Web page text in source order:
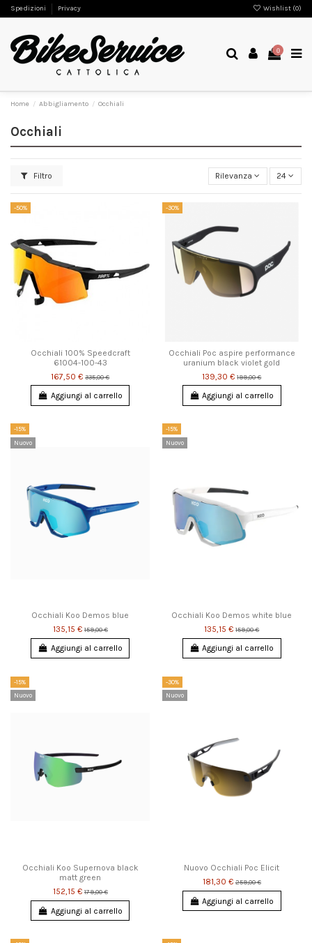
Spedizioni Privacy Wishlist (0)
0
Home Abbigliamento Occhiali
Occhiali
Filtro Rilevanza 24
-50%
Occhiali 100% Speedcraft
61004-100-43
167,50 € 335,00 €
Aggiungi al carrello
-30%
Occhiali Poc aspire performance
uranium black violet gold
139,30 € 199,00 €
Aggiungi al carrello
-15%
Nuovo
Occhiali Koo Demos blue
135,15 € 159,00 €
Aggiungi al carrello
-15%
Nuovo
Occhiali Koo Demos white blue
135,15 € 159,00 €
Aggiungi al carrello
-15%
Nuovo
Occhiali Koo Supernova black
matt green
152,15 € 179,00 €
Aggiungi al carrello
-30%
Nuovo
Nuovo Occhiali Poc Elicit
181,30 € 259,00 €
Aggiungi al carrello